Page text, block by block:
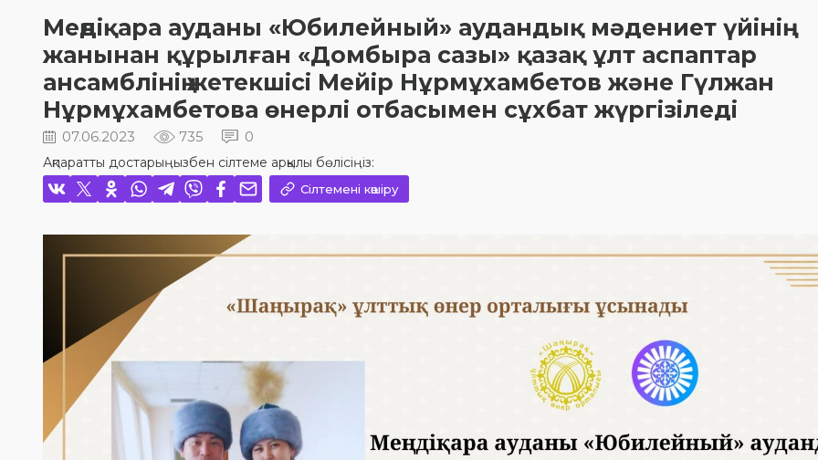
Меңдіқара ауданы «Юбилейный» аудандық мәдениет үйінің
жанынан құрылған «Домбыра сазы» қазақ ұлт аспаптар
ансамблінің жетекшісі Мейір Нұрмұхамбетов және Гүлжан
Нұрмұхамбетова өнерлі отбасымен сұхбат жүргізіледі
07.06.2023 735 0
Ақпаратты достарыңызбен сілтеме арқылы бөлісіңіз:
Сілтемені көшіру